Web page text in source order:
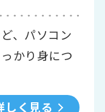
、パソコン
かり身につ
しく見る